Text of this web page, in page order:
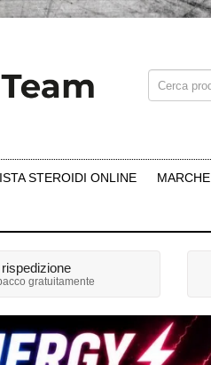
STEROIDI ONLINE MARCHE
gratuitamente